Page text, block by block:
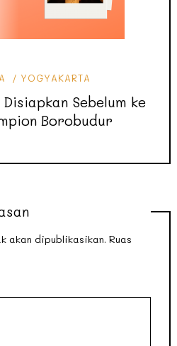
YOGYAKARTA
Sebelum ke
Borobudur
akan dipublikasikan. Ruas